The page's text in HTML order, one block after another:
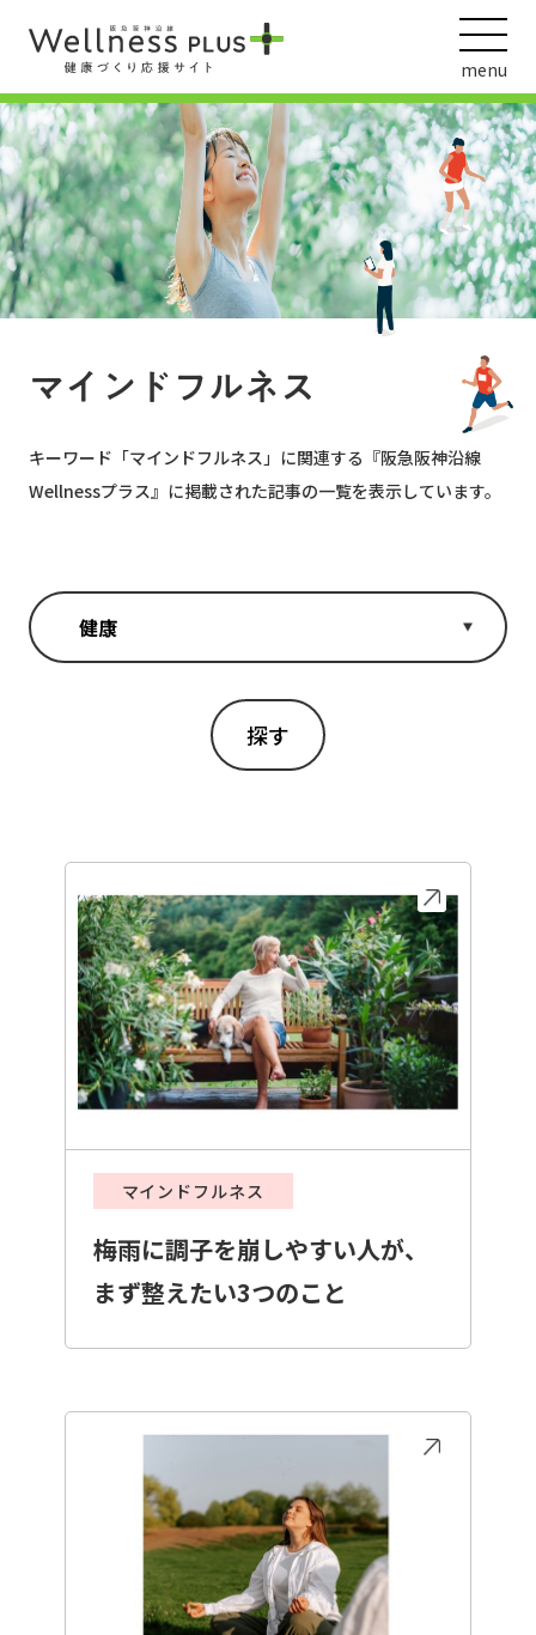
menu
マインドフルネス
キーワード「マインドフルネス」に関連する『阪急阪神沿線
Wellnessプラス』に掲載された記事の一覧を表示しています。
マインドフルネス
梅雨に調子を崩しやすい人が、
まず整えたい3つのこと
ウェルネス動画
ヘルスケアの取組